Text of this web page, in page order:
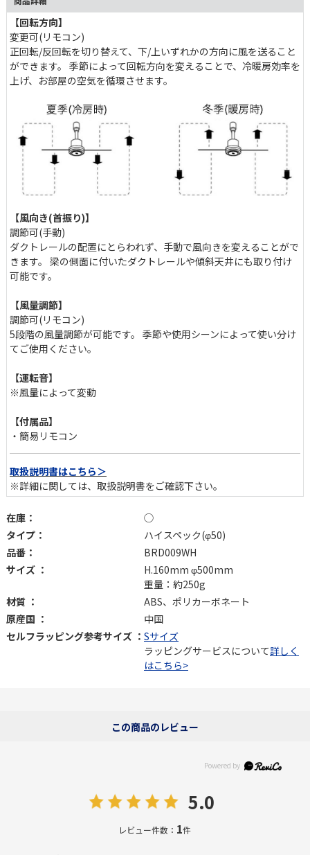
境をアップグレードできる気の利くアイテムです。
【回転方向】
変更可(リモコン)
正回転/反回転を切り替えて、下/上いずれかの方向に風を送ること
ができます。 季節によって回転方向を変えることで、冷暖房効率を
上げ、お部屋の空気を循環させます。
【風向き(首振り)】
調節可(手動)
ダクトレールの配置にとらわれず、手動で風向きを変えることがで
きます。 梁の側面に付いたダクトレールや傾斜天井にも取り付け
可能です。
【風量調節】
調節可(リモコン)
5段階の風量調節が可能です。 季節や使用シーンによって使い分け
てご使用ください。
【運転音】
※風量によって変動
【付属品】
・簡易リモコン
取扱説明書はこちら＞
※詳細に関しては、取扱説明書をご確認下さい。
在庫：
◯
タイプ：
ハイスペック(φ50)
品番：
BRD009WH
サイズ ：
H.160mm φ500mm
重量：約250g
材質 ：
ABS、ポリカーボネート
原産国 ：
中国
セルフラッピング参考サイズ ： Sサイズ
ラッピングサービスについて詳しく
はこちら>
この商品のレビュー
5.0
レビュー件数： 1件